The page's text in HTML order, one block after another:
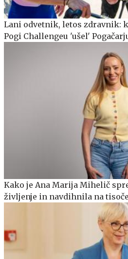
Lani odvetnik, letos zdravnik:
Pogi Challengeu 'ušel'
Kako je Ana Marija Mihelič
življenje in navdihnila na